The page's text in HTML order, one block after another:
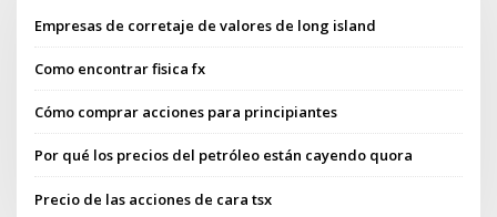
Empresas de corretaje de valores de long island
Como encontrar fisica fx
Cómo comprar acciones para principiantes
Por qué los precios del petróleo están cayendo quora
Precio de las acciones de cara tsx